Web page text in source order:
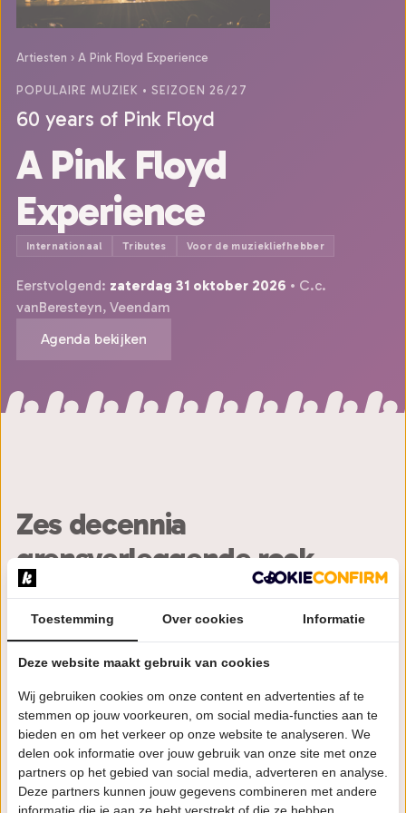
Artiesten › A Pink Floyd Experience
POPULAIRE MUZIEK • SEIZOEN 26/27
60 years of Pink Floyd
A Pink Floyd
Experience
Internationaal Tributes Voor de muziekliefhebber
Eerstvolgend: zaterdag 31 oktober 2026 • C.c.
vanBeresteyn, Veendam
Agenda bekijken
Zes decennia
grensverleggende rock,
gespeeld met oog voor elk
detail.
lichtshow die je adem inhoudt en muzikanten die
elke gitaarsolo behandelen als heilig erfgoed. A Pink
Floyd Experience neemt je mee naar de gouden jaren
van Floyd en doet dat met de precisie waar fans hun
handen voor op elkaar zetten. Van vroege
Toestemming Over cookies Informatie
Deze website maakt gebruik van cookies
Wij gebruiken cookies om onze content en advertenties af te
stemmen op jouw voorkeuren, om social media-functies aan te
bieden en om het verkeer op onze website te analyseren. We
delen ook informatie over jouw gebruik van onze site met onze
partners op het gebied van social media, adverteren en analyse.
Deze partners kunnen jouw gegevens combineren met andere
informatie die je aan ze hebt verstrekt of die ze hebben